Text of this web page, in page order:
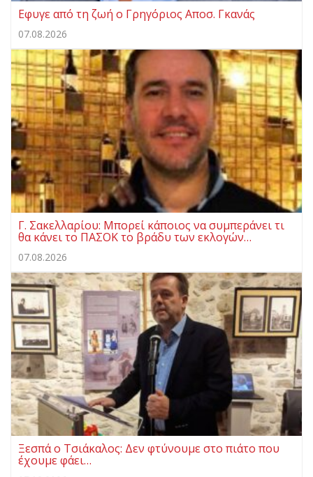
Eφυγε από τη ζωή ο Γρηγόριος Αποσ. Γκανάς
07.08.2026
Γ. Σακελλαρίου: Μπορεί κάποιος να συμπεράνει τι
θα κάνει το ΠΑΣΟΚ το βράδυ των εκλογών…
07.08.2026
Ξεσπά ο Τσιάκαλος: Δεν φτύνουμε στο πιάτο που
έχουμε φάει…